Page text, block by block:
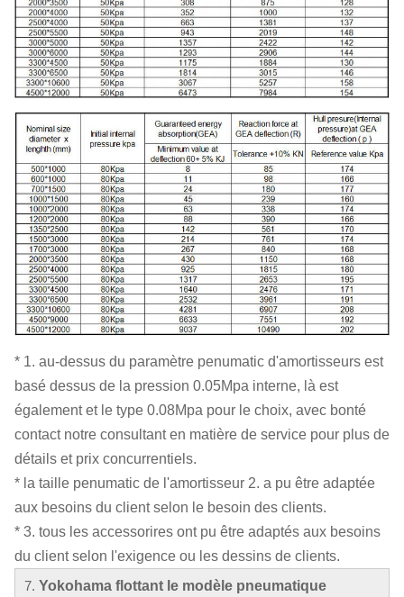
* 1. au-dessus du paramètre penumatic d'amortisseurs est
basé dessus de la pression 0.05Mpa interne, là est
également et le type 0.08Mpa pour le choix, avec bonté
contact notre consultant en matière de service pour plus de
détails et prix concurrentiels.
* la taille penumatic de l'amortisseur 2. a pu être adaptée
aux besoins du client selon le besoin des clients.
* 3. tous les accessorires ont pu être adaptés aux besoins
du client selon l'exigence ou les dessins de clients.
7. Yokohama flottant le modèle pneumatique